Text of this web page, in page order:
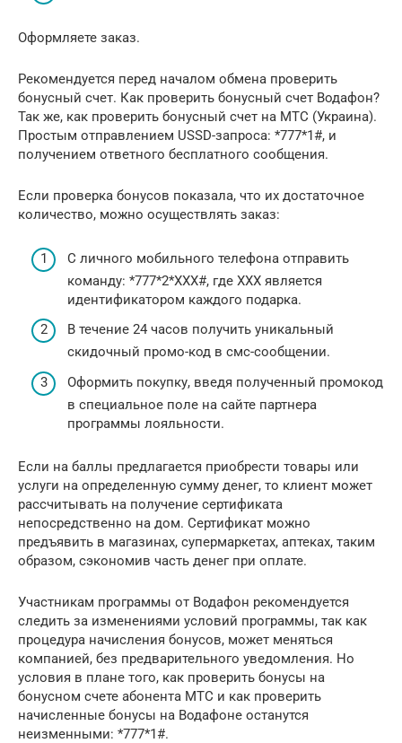
Оформляете заказ.
Рекомендуется перед началом обмена проверить
бонусный счет. Как проверить бонусный счет Водафон?
Так же, как проверить бонусный счет на МТС (Украина).
Простым отправлением USSD-запроса: *777*1#, и
получением ответного бесплатного сообщения.
Если проверка бонусов показала, что их достаточное
количество, можно осуществлять заказ:
С личного мобильного телефона отправить
команду: *777*2*ХХХ#, где ХХХ является
идентификатором каждого подарка.
В течение 24 часов получить уникальный
скидочный промо-код в смс-сообщении.
Оформить покупку, введя полученный промокод
в специальное поле на сайте партнера
программы лояльности.
Если на баллы предлагается приобрести товары или
услуги на определенную сумму денег, то клиент может
рассчитывать на получение сертификата
непосредственно на дом. Сертификат можно
предъявить в магазинах, супермаркетах, аптеках, таким
образом, сэкономив часть денег при оплате.
Участникам программы от Водафон рекомендуется
следить за изменениями условий программы, так как
процедура начисления бонусов, может меняться
компанией, без предварительного уведомления. Но
условия в плане того, как проверить бонусы на
бонусном счете абонента МТС и как проверить
начисленные бонусы на Водафоне останутся
неизменными: *777*1#.